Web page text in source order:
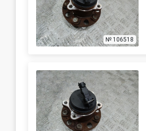
№ 106518